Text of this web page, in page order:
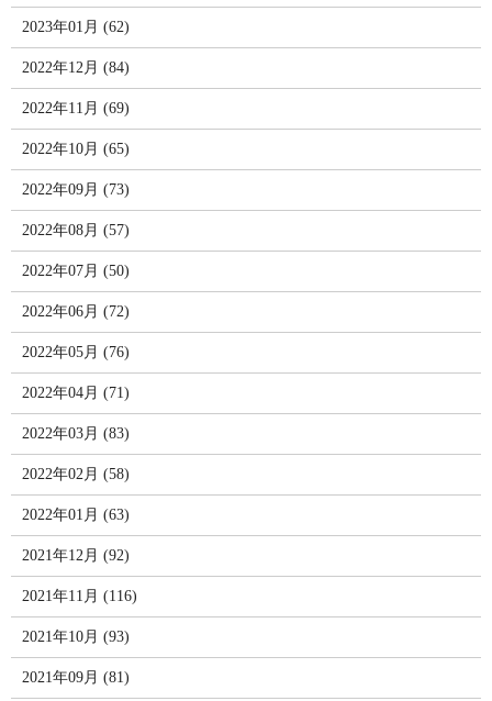
2023年01月 (62)
2022年12月 (84)
2022年11月 (69)
2022年10月 (65)
2022年09月 (73)
2022年08月 (57)
2022年07月 (50)
2022年06月 (72)
2022年05月 (76)
2022年04月 (71)
2022年03月 (83)
2022年02月 (58)
2022年01月 (63)
2021年12月 (92)
2021年11月 (116)
2021年10月 (93)
2021年09月 (81)